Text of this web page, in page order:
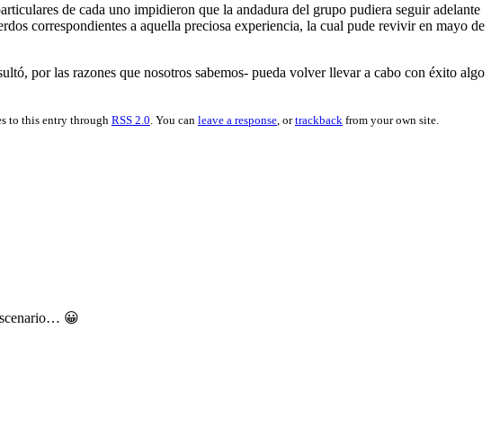
de cada uno impidieron que la andadura del grupo pudiera seguir adelante
correspondientes a aquella preciosa experiencia, la cual pude revivir en mayo de
por las razones que nosotros sabemos- pueda volver llevar a cabo con éxito algo
to this entry through RSS 2.0 . You can leave a response , ortrackback from your own site.
😀